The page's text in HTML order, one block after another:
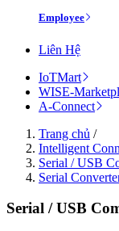
Employee
Liên Hệ
IoTMart
WISE-
A-Connect
Trang chủ /
Intelligent
Serial / USB
Serial
Serial / USB